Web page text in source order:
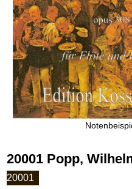
20001 Popp,
20001